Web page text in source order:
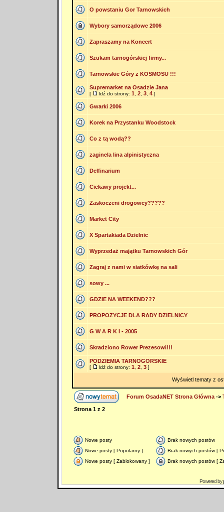
O powstaniu Gor Tarnowskich
Wybory samorządowe 2006
Zapraszamy na Koncert
Szukam tarnogórskiej firmy...
Tarnowskie Góry z KOSMOSU !!!
Supremarket na Osadzie Jana
[ Idź do strony: 1, 2, 3, 4]
Gwarki 2006
Korek na Przystanku Woodstock
Co z tą wodą??
zaginela lina alpinistyczna
Delfinarium
Ciekawy projekt...
Zaskoczeni drogowcy?????
Market City
X Spartakiada Dzielnic
Wyprzedaż majątku Tarnowskich Gór
Zagraj z nami w siatkówkę na sali
sowy ...
GDZIE NA WEEKEND???
PROPOZYCJE DLA RADY DZIELNICY
G W A R K I - 2005
Skradziono Rower Prezesowi!!!
PODZIEMIA TARNOGORSKIE
[ Idź do strony: 1, 2, 3]
Wyświetl tematy z
Forum OsadaNET Strona Główna->
Strona 1z 2
Nowe posty
Brak nowych postów
Nowe posty [ Popularny ]
Brak nowych postów [
Nowe posty [ Zablokowany ]
Brak nowych postów [
Powered by